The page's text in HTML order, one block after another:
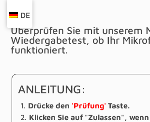
Überprüfen Sie mit unserem
Wiedergabetest, ob Ihr
funktioniert.
ANLEITUNG:
Drücke den 'Prüfung' Taste.
Klicken Sie auf "Zulassen",
DE